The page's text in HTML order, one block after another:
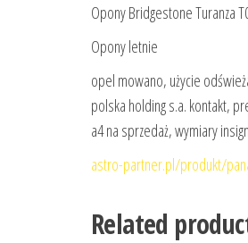
Opony Bridgestone Turanza
Opony letnie
opel mowano, użycie
polska holding s.a. kontakt,
a4 na sprzedaż, wymiary
astro-partner.pl/produkt/
Related